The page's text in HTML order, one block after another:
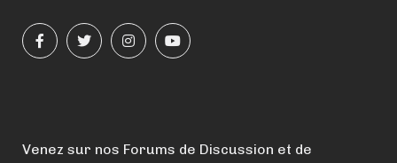
Venez sur nos Forums de Discussion et de